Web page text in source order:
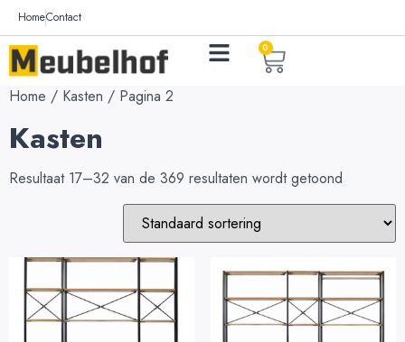
HomeContact
0
Home / Kasten / Pagina 2
Kasten
Resultaat 17–32 van de 369 resultaten wordt getoond